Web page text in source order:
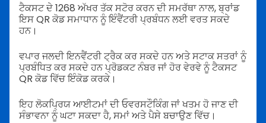
ਟੈਕਸਟ ਦੇ 1268 ਅੱਖਰ ਤੱਕ ਸਟੋਰ ਕਰਨ ਦੀ ਸਮਰੱਥਾ ਨਾਲ, ਬ੍ਰਾਂਡ
ਇਸ QR ਕੋਡ ਸਮਾਧਾਨ ਨੂੰ ਇੰਵੈਂਟਰੀ ਪ੍ਰਬੰਧਨ ਲਈ ਵਰਤ ਸਕਦੇ
ਹਨ।
ਵਪਾਰ ਜਲਦੀ ਇਨਵੈਂਟਰੀ ਟ੍ਰੈਕ ਕਰ ਸਕਦੇ ਹਨ ਅਤੇ ਸਟਾਕ ਸਤਰਾਂ ਨੂੰ
ਪ੍ਰਬੰਧਿਤ ਕਰ ਸਕਦੇ ਹਨ ਪ੍ਰੋਡਕਟ ਨੰਬਰ ਜਾਂ ਹੋਰ ਵੇਰਵੇ ਨੂੰ ਟੈਕਸਟ
QR ਕੋਡ ਵਿੱਚ ਇੰਕੋਡ ਕਰਕੇ।
ਇਹ ਲੋਕਪ੍ਰਿਯ ਆਈਟਮਾਂ ਦੀ ਓਵਰਸਟੌਕਿੰਗ ਜਾਂ ਖਤਮ ਹੋ ਜਾਣ ਦੀ
ਸੰਭਾਵਨਾ ਨੂੰ ਘਟਾ ਸਕਦਾ ਹੈ, ਸਮਾਂ ਅਤੇ ਪੈਸੇ ਬਚਾਉਣ ਵਿੱਚ।